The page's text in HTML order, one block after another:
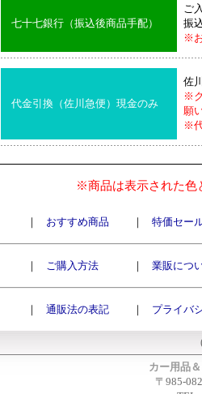
七十七銀行（振込後商品手配）
ご
振
※
代金引換（佐川急便）現金のみ
佐
※
願
※
※商品は表示された色
｜ おすすめ商品 ｜ 特価セー
｜ ご購入方法 ｜ 業販につ
｜ 通販法の表記 ｜ プライバ
カー用品
〒985-